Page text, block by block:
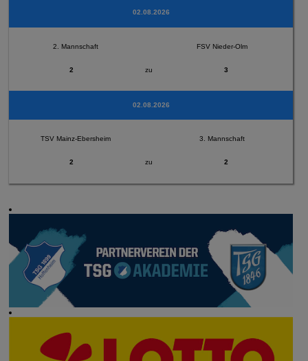
02.08.2026
2. Mannschaft FSV Nieder-Olm
2 zu 3
02.08.2026
TSV Mainz-Ebersheim 3. Mannschaft
2 zu 2